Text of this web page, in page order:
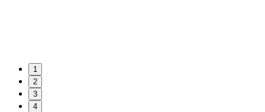
1
2
3
4